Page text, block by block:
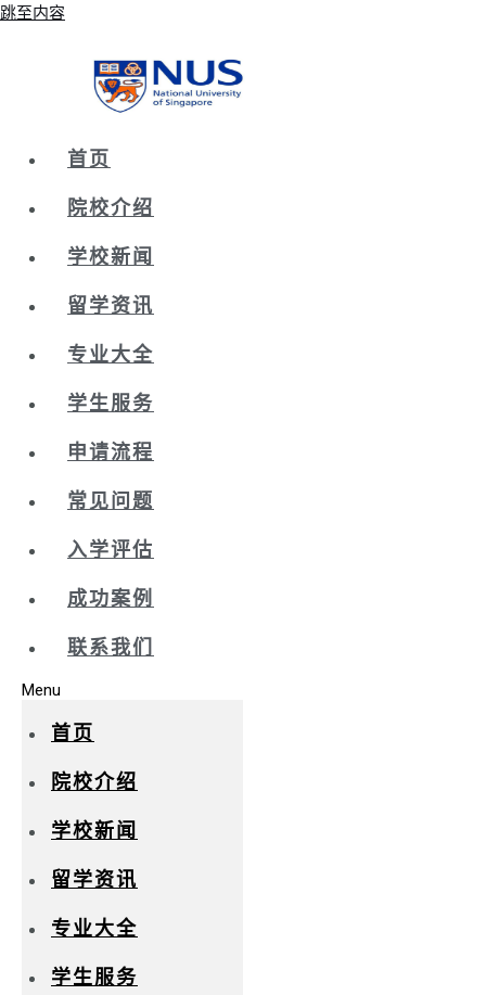
跳至内容
首页
院校介绍
学校新闻
留学资讯
专业大全
学生服务
申请流程
常见问题
入学评估
成功案例
联系我们
Menu
首页
院校介绍
学校新闻
留学资讯
专业大全
学生服务